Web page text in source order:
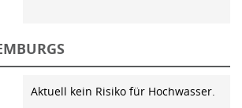
Aktuell kein Risiko für Hochwasser.